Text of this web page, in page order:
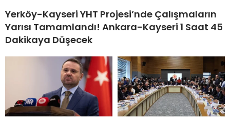
Yerköy-Kayseri YHT Projesi’nde Çalışmaların
Yarısı Tamamlandı! Ankara-Kayseri 1 Saat 45
Dakikaya Düşecek